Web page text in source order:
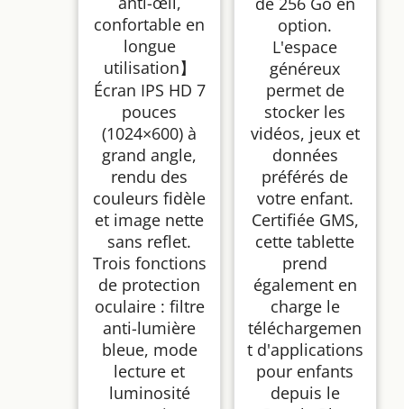
confortable en
longue
utilisation】
Écran IPS HD 7
pouces
(1024×600) à
grand angle,
rendu des
couleurs fidèle
et image nette
sans reflet.
Trois fonctions
de protection
oculaire : filtre
anti-lumière
bleue, mode
lecture et
luminosité
option.
L'espace
généreux
permet de
stocker les
vidéos, jeux et
données
préférés de
votre enfant.
Certifiée GMS,
cette tablette
prend
également en
charge le
téléchargemen
t d'applications
pour enfants
depuis le